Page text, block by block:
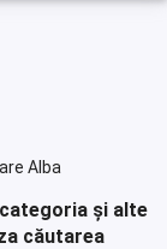
Alba
și alte
căutarea